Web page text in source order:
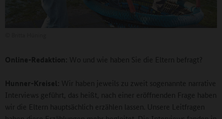
Online-Redaktion: Wo und wie haben Sie die Eltern befragt?
Hunner-Kreisel: Wir haben jeweils zu zweit sogenannte narrative
Interviews geführt, das heißt, nach einer eröffnenden Frage haben
wir die Eltern hauptsächlich erzählen lassen. Unsere Leitfragen